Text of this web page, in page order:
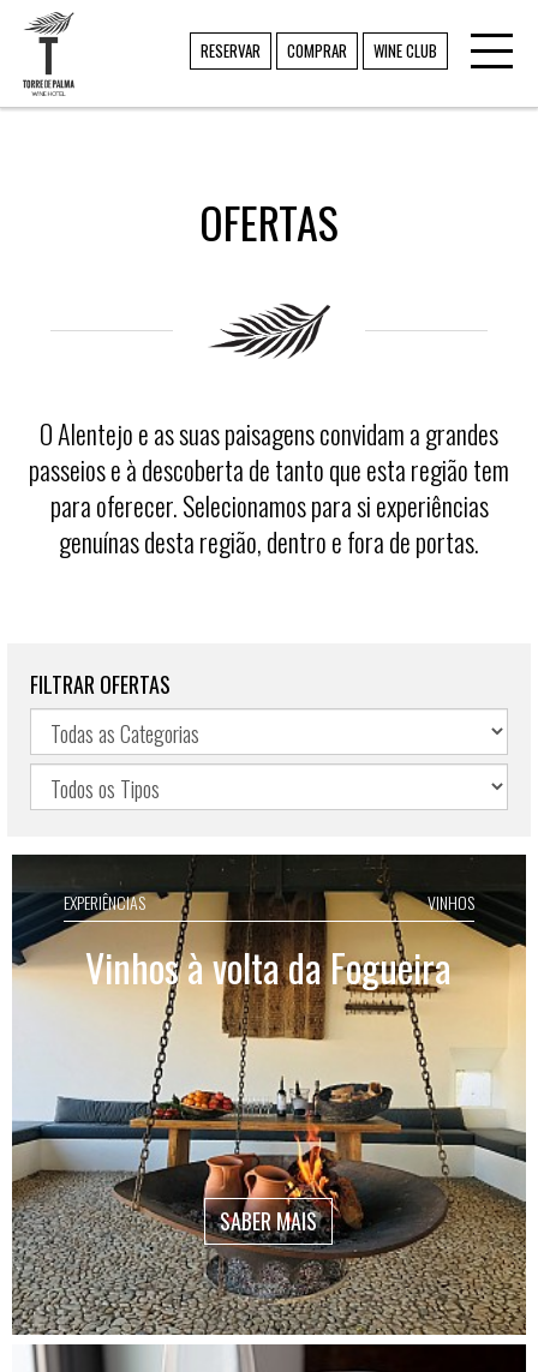
RESERVAR COMPRAR WINE CLUB
OFERTAS
O Alentejo e as suas paisagens convidam a grandes
passeios e à descoberta de tanto que esta região tem
para oferecer. Selecionamos para si experiências
genuínas desta região, dentro e fora de portas.
FILTRAR OFERTAS
EXPERIÊNCIAS VINHOS
Vinhos à volta da Fogueira
SABER MAIS